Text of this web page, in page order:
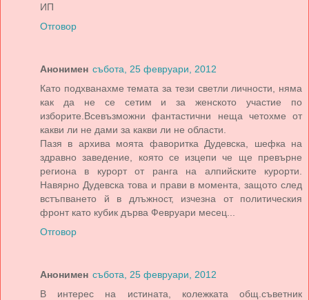
ИП
Отговор
Анонимен събота, 25 февруари, 2012
Като подхванахме темата за тези светли личности, няма
как да не се сетим и за женското участие по
изборите.Всевъзможни фантастични неща четохме от
какви ли не дами за какви ли не области.
Пазя в архива моята фаворитка Дудевска, шефка на
здравно заведение, която се изцепи че ще превърне
региона в курорт от ранга на алпийските курорти.
Навярно Дудевска това и прави в момента, защото след
встъпването й в длъжност, изчезна от политическия
фронт като кубик дърва Февруари месец...
Отговор
Анонимен събота, 25 февруари, 2012
В интерес на истината, колежката общ.съветник